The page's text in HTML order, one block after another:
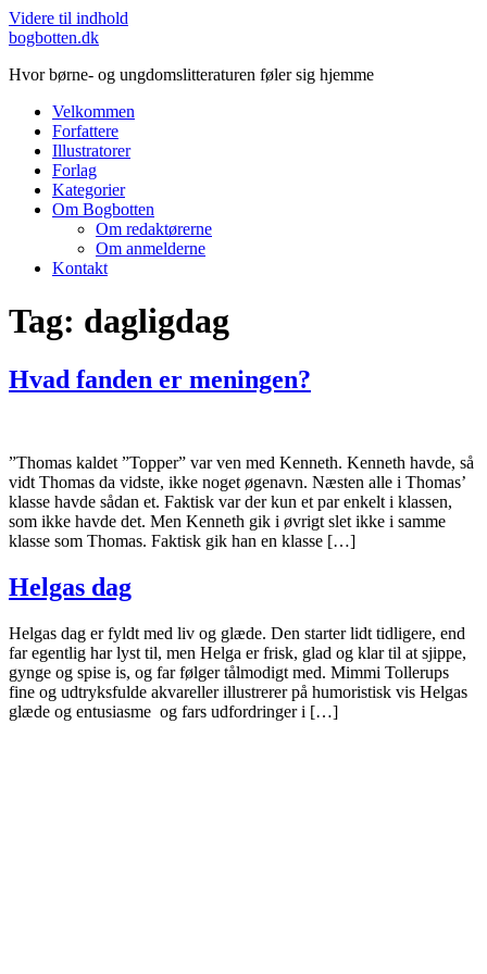
Videre til indhold
bogbotten.dk
Hvor børne- og ungdomslitteraturen føler sig hjemme
Velkommen
Forfattere
Illustratorer
Forlag
Kategorier
Om Bogbotten
Om redaktørerne
Om anmelderne
Kontakt
Tag: dagligdag
Hvad fanden er meningen?
”Thomas kaldet ”Topper” var ven med Kenneth. Kenneth havde, så
vidt Thomas da vidste, ikke noget øgenavn. Næsten alle i Thomas’
klasse havde sådan et. Faktisk var der kun et par enkelt i klassen,
som ikke havde det. Men Kenneth gik i øvrigt slet ikke i samme
klasse som Thomas. Faktisk gik han en klasse […]
Helgas dag
Helgas dag er fyldt med liv og glæde. Den starter lidt tidligere, end
far egentlig har lyst til, men Helga er frisk, glad og klar til at sjippe,
gynge og spise is, og far følger tålmodigt med. Mimmi Tollerups
fine og udtryksfulde akvareller illustrerer på humoristisk vis Helgas
glæde og entusiasme og fars udfordringer i […]